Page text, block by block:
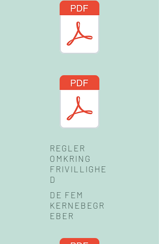
REGLER
OMKRING
FRIVILLIGHE
D
DE FEM
KERNEBEGR
EBER